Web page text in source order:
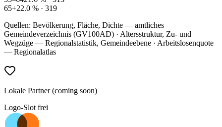
65+22.0 % · 319
Quellen: Bevölkerung, Fläche, Dichte — amtliches
Gemeindeverzeichnis (GV100AD) · Altersstruktur, Zu- und
Wegzüge — Regionalstatistik, Gemeindeebene · Arbeitslosenquote
— Regionalatlas
Lokale Partner (coming soon)
Logo-Slot frei